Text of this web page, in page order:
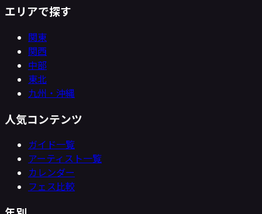
エリアで探す
関東
関西
中部
東北
九州・沖縄
人気コンテンツ
ガイド一覧
アーティスト一覧
カレンダー
フェス比較